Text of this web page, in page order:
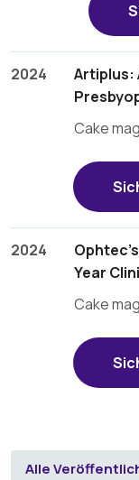
2024
Artiplus:
Cake
2024
Year
Cake
Alle